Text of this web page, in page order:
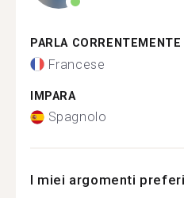
PARLA CORRENTEMENTE
Francese
IMPARA
Spagnolo
I miei argomenti